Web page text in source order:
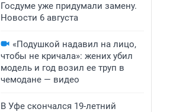
Госдуме уже придумали замену.
Новости 6 августа
«Подушкой надавил на лицо,
чтобы не кричала»: жених убил
модель и год возил ее труп в
чемодане — видео
В Уфе скончался 19-летний